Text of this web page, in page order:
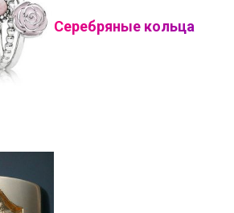
Серебряные кольца